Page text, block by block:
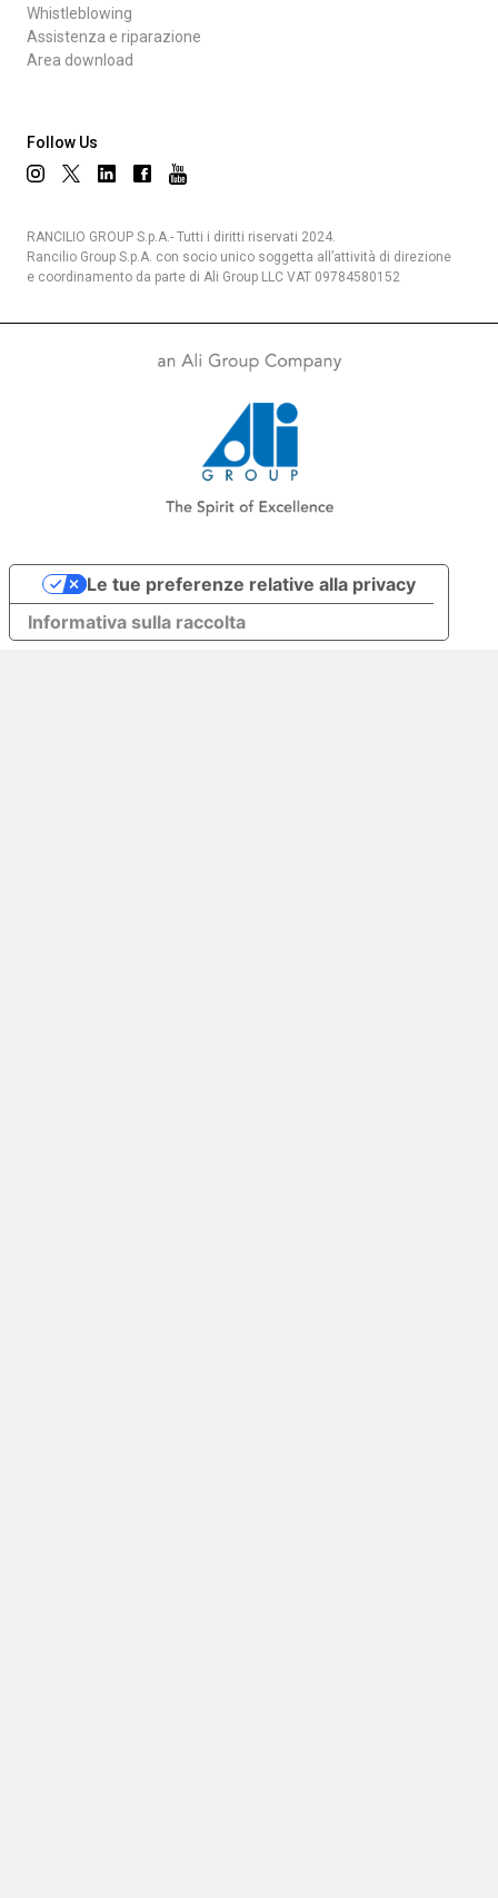
Whistleblowing
Assistenza e riparazione
Area download
Follow Us
RANCILIO GROUP S.p.A.- Tutti i diritti riservati 2024.
Rancilio Group S.p.A. con socio unico soggetta all’attività di direzione
e coordinamento da parte di Ali Group LLC VAT 09784580152
Informativa sulla raccolta
Le tue preferenze relative alla privacy